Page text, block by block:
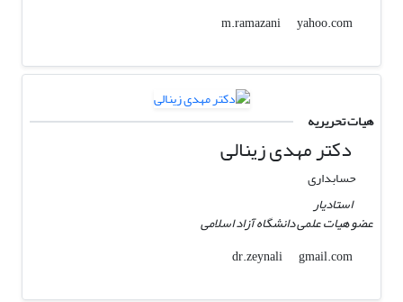
m.ramazani
yahoo.com
هیات تحریریه
دکتر مهدی زینالی
حسابداری
استادیار
عضو هیات علمی دانشگاه آزاد اسلامی
dr.zeynali
gmail.com